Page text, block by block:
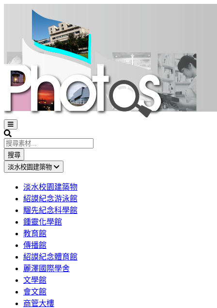
Open
sidebar
Search
搜尋
淡水校園建築物
淡水校園建築物
紹謨紀念游泳館
騮先紀念科學館
鍾靈化學館
教育館
傳播館
紹謨紀念體育館
麗澤國際學舍
文學館
會文館
商管大樓